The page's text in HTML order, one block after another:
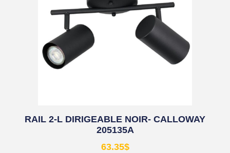
RAIL 2-L DIRIGEABLE NOIR- CALLOWAY
205135A
63.35$